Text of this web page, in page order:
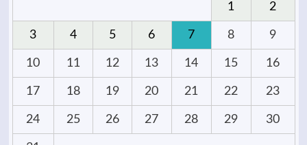
1 2
3 4 5 6 7 8 9
10 11 12 13 14 15 16
17 18 19 20 21 22 23
24 25 26 27 28 29 30